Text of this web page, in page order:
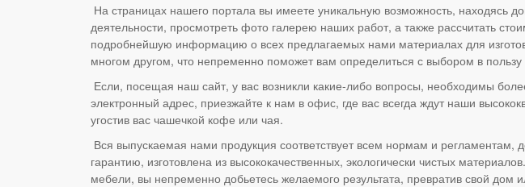
На страницах нашего портала вы имеете уникальную возможность, находясь
деятельности, просмотреть фото галерею наших работ, а также рассчитать
подробнейшую информацию о всех предлагаемых нами материалах для
многом другом, что непременно поможет вам определиться с выбором в
Если, посещая наш сайт, у вас возникли какие-либо вопросы, необходимы
электронный адрес, приезжайте к нам в офис, где вас всегда ждут наши
угостив вас чашечкой кофе или чая.
Вся выпускаемая нами продукция соответствует всем нормам и
гарантию, изготовлена из высококачественных, экологически чистых
мебели, вы непременно добьетесь желаемого результата, превратив свой дом